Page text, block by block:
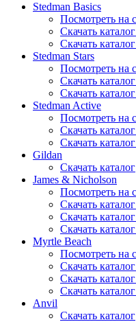
Stedman Basics
Посмотреть на
Скачать
Скачать
Stedman Stars
Посмотреть на
Скачать
Скачать
Stedman Active
Посмотреть на
Скачать
Скачать
Gildan
Скачать каталог
James & Nicholson
Посмотреть на
Скачать
Скачать
Скачать
Myrtle Beach
Посмотреть на
Скачать
Скачать
Скачать
Anvil
Скачать каталог